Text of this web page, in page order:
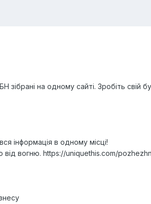
на одному сайті. Зробіть свій
інформація в одному місці!
вогню. https://uniquethis.com/